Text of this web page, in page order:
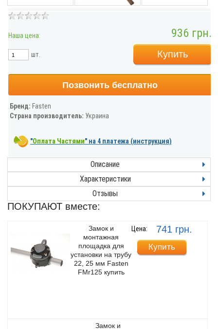
Наша цена: 936 грн.
шт. Купить
Позвонить бесплатно
Бренд: Fasten
Страна производитель: Украина
"Оплата Частями" на 4 платежа (инструкция)
Описание
Характеристики
Отзывы
ПОКУПАЮТ вместе:
Замок и
монтажная
площадка для
установки на трубу
22, 25 мм Fasten
FMr125 купить
Цена: 741 грн.
Купить
Замок и